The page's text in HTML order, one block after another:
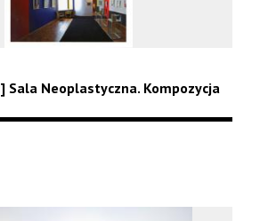
Neoplastyczna. Kompozycja